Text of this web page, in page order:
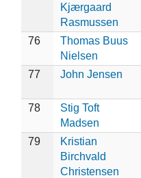
Kjærgaard
Rasmussen
76
Thomas Buus
Nielsen
77 John Jensen
78
Stig Toft
Madsen
79
Kristian
Birchvald
Christensen